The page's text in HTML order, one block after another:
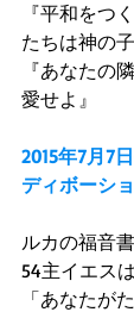
『平和をつ
たちは神の
『あなたの
愛せよ』
2015年7月7
ディボーシ
ルカの福音
54主イエス
「あなたが